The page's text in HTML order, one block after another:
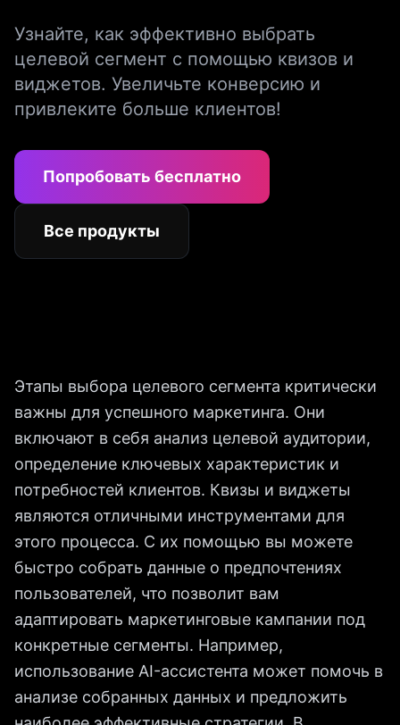
Узнайте, как эффективно выбрать
целевой сегмент с помощью квизов и
виджетов. Увеличьте конверсию и
привлеките больше клиентов!
Попробовать бесплатно
Все продукты
Этапы выбора целевого сегмента критически
важны для успешного маркетинга. Они
включают в себя анализ целевой аудитории,
определение ключевых характеристик и
потребностей клиентов. Квизы и виджеты
являются отличными инструментами для
этого процесса. С их помощью вы можете
быстро собрать данные о предпочтениях
пользователей, что позволит вам
адаптировать маркетинговые кампании под
конкретные сегменты. Например,
использование AI-ассистента может помочь в
анализе собранных данных и предложить